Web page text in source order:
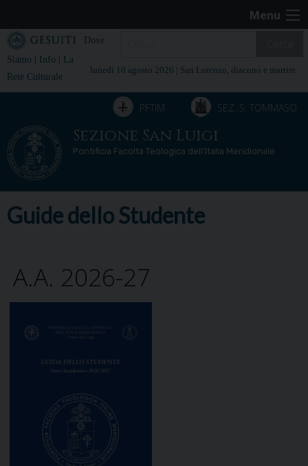
content
Menu
lunedì 10 agosto 2026 | San Lorenzo, diacono e martire
Dove
Siamo | Info |
La
Rete Culturale
SEZ. S. TOMMASO
PFTIM
Sezione San Luigi
Pontificia Facoltà Teologica dell’Italia Meridionale
Guide dello Studente
A.A. 2026-27